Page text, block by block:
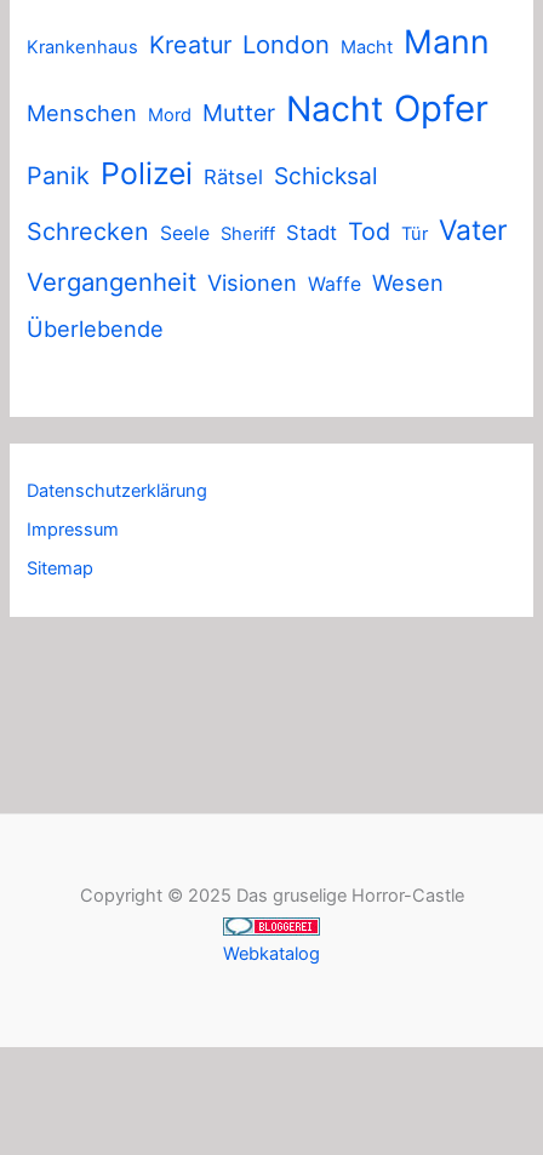
Krankenhaus Kreatur London Macht Mann
Menschen Mord Mutter Nacht Opfer
Panik Polizei Rätsel Schicksal
Schrecken
Seele Sheriff Stadt Tod Tür Vater
Vergangenheit Visionen Waffe Wesen
Überlebende
Datenschutzerklärung
Impressum
Sitemap
Copyright © 2025 Das gruselige Horror-Castle
Webkatalog